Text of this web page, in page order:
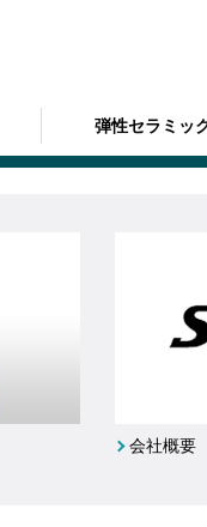
弾性セラミッ
会社概要